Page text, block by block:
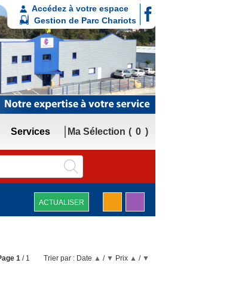
Accédez à votre espace
Gestion de Parc Chariots
Ma Sélection 0
Services
ACTUALISER
Trier par : Date ▲ / ▼ Prix ▲ / ▼
1 / 1